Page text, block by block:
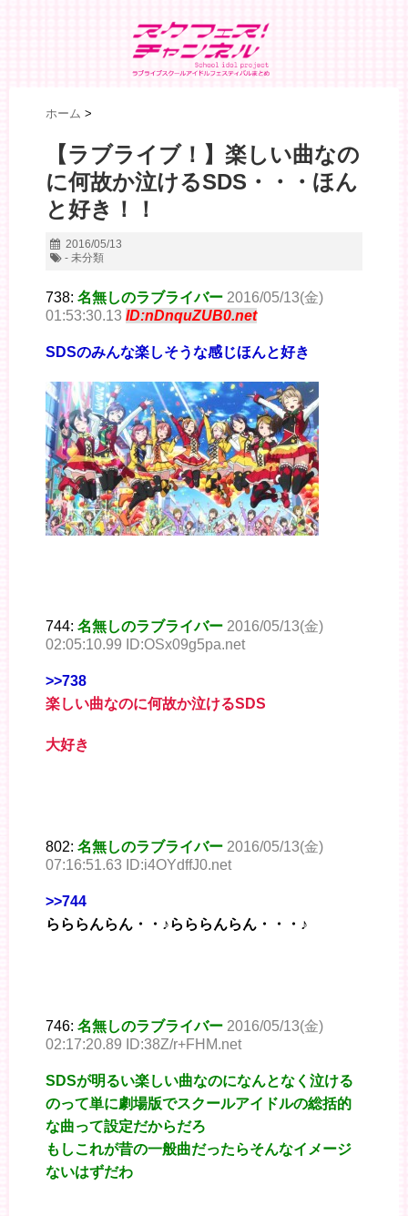
ホーム >
【ラブライブ！】楽しい曲なの
に何故か泣けるSDS・・・ほん
と好き！！
2016/05/13
- 未分類
738: 名無しのラブライバー 2016/05/13(金)
01:53:30.13 ID:nDnquZUB0.net
SDSのみんな楽しそうな感じほんと好き
744: 名無しのラブライバー 2016/05/13(金)
02:05:10.99 ID:OSx09g5pa.net
>>738
楽しい曲なのに何故か泣けるSDS
大好き
802: 名無しのラブライバー 2016/05/13(金)
07:16:51.63 ID:i4OYdffJ0.net
>>744
らららんらん・・♪らららんらん・・・♪
746: 名無しのラブライバー 2016/05/13(金)
02:17:20.89 ID:38Z/r+FHM.net
SDSが明るい楽しい曲なのになんとなく泣ける
のって単に劇場版でスクールアイドルの総括的
な曲って設定だからだろ
もしこれが昔の一般曲だったらそんなイメージ
ないはずだわ